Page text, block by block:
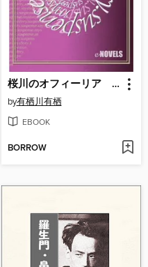
桜川のオフィーリア 川に死体のある風景
by有栖川有栖
EBOOK
BORROW